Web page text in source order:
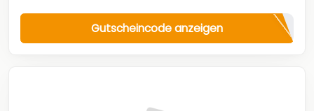
Gutscheincode anzeigen